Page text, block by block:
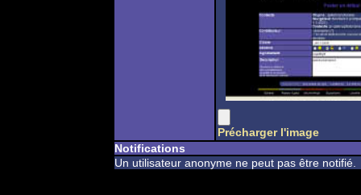
Précharger l'image
Notifications
Un utilisateur anonyme ne peut pas être notifié.